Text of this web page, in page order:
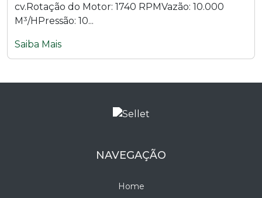
cv.Rotação do Motor: 1740 RPMVazão: 10.000
M³/HPressão: 10...
Saiba Mais
NAVEGAÇÃO
Home